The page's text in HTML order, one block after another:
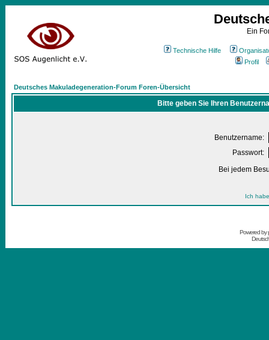
Ein
Technische Hilfe
Profil
Deutsches Makuladegeneration-Forum Foren-Übersicht
Bitte geben Sie Ihren
Benutzername:
Passwort:
Bei jedem
Ich
Powered by